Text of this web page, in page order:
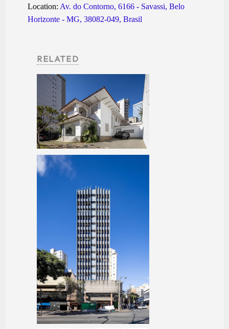
Location: Av. do Contorno, 6166 - Savassi, Belo
Horizonte - MG, 38082-049, Brasil
RELATED